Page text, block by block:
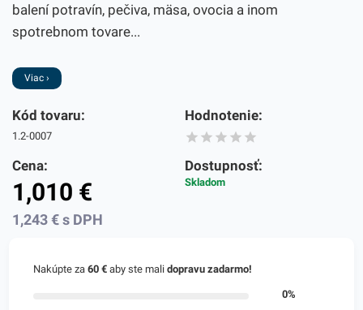
balení potravín, pečiva, mäsa, ovocia a inom
spotrebnom tovare...
Viac ›
Kód tovaru:
1.2-0007
Hodnotenie:
Cena:
1,010 €
1,243€ s DPH
Dostupnosť:
Skladom
Nakúpte za60 € aby ste malidopravu zadarmo!
0%